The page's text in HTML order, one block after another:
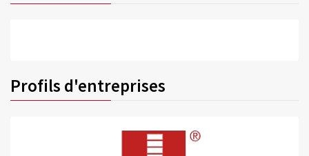
Profils d'entreprises